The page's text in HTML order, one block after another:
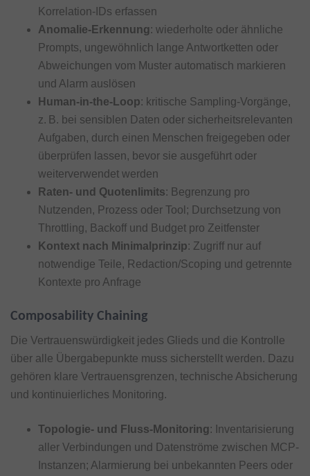
Korrelation-IDs erfassen
Anomalie-Erkennung: wiederholte oder ähnliche
Prompts, ungewöhnlich lange Antwortketten oder
Abweichungen vom Muster automatisch markieren
und Alarm auslösen
Human-in-the-Loop: kritische Sampling-Vorgänge,
z. B. bei sensiblen Daten oder sicherheitsrelevanten
Aufgaben, durch einen Menschen freigegeben oder
überprüfen lassen, bevor sie ausgeführt oder
weiterverwendet werden
Raten- und Quotenlimits: Begrenzung pro
Nutzenden, Prozess oder Tool; Durchsetzung von
Throttling, Backoff und Budget pro Zeitfenster
Kontext nach Minimalprinzip: Zugriff nur auf
notwendige Teile, Redaction/Scoping und getrennte
Kontexte pro Anfrage
Composability Chaining
Die Vertrauenswürdigkeit jedes Glieds und die Kontrolle
über alle Übergabepunkte muss sicherstellt werden. Dazu
gehören klare Vertrauensgrenzen, technische Absicherung
und kontinuierliches Monitoring.
Topologie- und Fluss-Monitoring: Inventarisierung
aller Verbindungen und Datenströme zwischen MCP-
Instanzen; Alarmierung bei unbekannten Peers oder